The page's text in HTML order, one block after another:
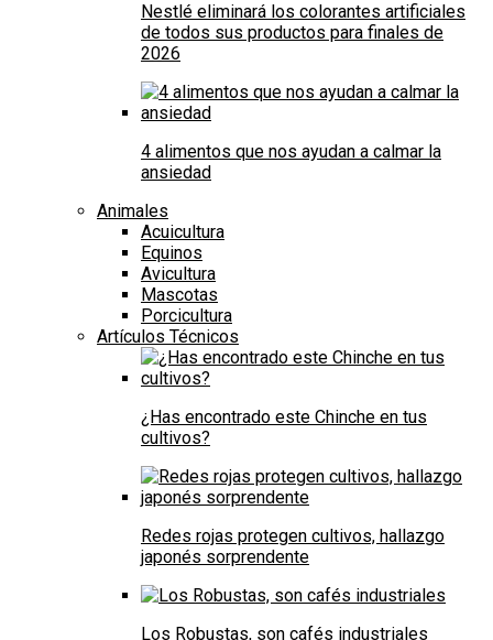
Nestlé eliminará los colorantes artificiales
de todos sus productos para finales de
2026
4 alimentos que nos ayudan a calmar la
ansiedad
Animales
Acuicultura
Equinos
Avicultura
Mascotas
Porcicultura
Artículos Técnicos
¿Has encontrado este Chinche en tus
cultivos?
Redes rojas protegen cultivos, hallazgo
japonés sorprendente
Los Robustas, son cafés industriales